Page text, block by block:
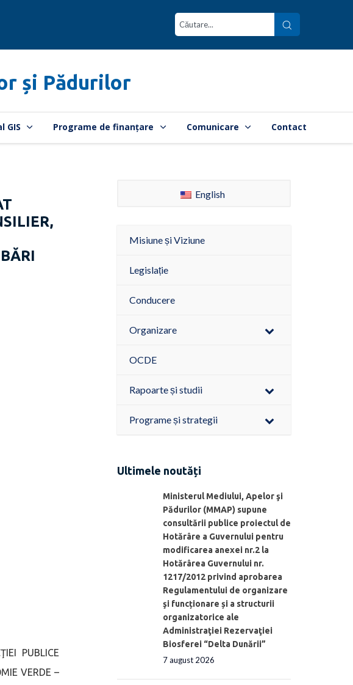
și Pădurilor
GIS Programe de finanțare Comunicare Contact
PUBLICE
VERDE –
English
Misiune și Viziune
Legislație
Conducere
Organizare
OCDE
Rapoarte și studii
Programe și strategii
Ultimele noutăți
Ministerul Mediului, Apelor şi
Pădurilor (MMAP) supune
consultării publice proiectul de
Hotărâre a Guvernului pentru
modificarea anexei nr.2 la
Hotărârea Guvernului nr.
1217/2012 privind aprobarea
Regulamentului de organizare
şi funcționare și a structurii
organizatorice ale
Administraţiei Rezervaţiei
Biosferei “Delta Dunării”
7 august 2026